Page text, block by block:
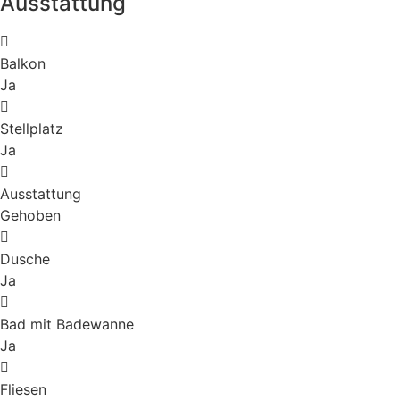
Balkon
Ja
Stellplatz
Ja
Ausstattung
Gehoben
Dusche
Ja
Bad mit Badewanne
Ja
Fliesen